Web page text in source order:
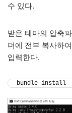
수 있다.
받은 테마의 압축
더에 전부 복사하
입력한다.
bundle install